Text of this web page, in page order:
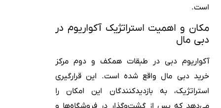
است.
مکان و اهمیت استراتژیک آکواریوم در
دبی مال
آکواریوم دبی در طبقات همکف و دوم مرکز
خرید دبی مال واقع شده است. این قرارگیری
استراتژیک، به بازدیدکنندگان این امکان را
می‌دهد که پس از گشت‌وگذار در فروشگاه‌ها و